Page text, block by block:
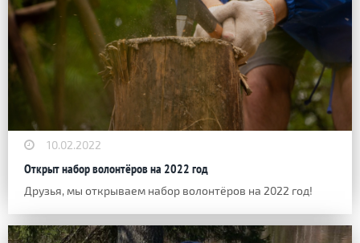
10.02.2022
Открыт набор волонтёров на 2022 год
Друзья, мы открываем набор волонтёров на 2022 год!